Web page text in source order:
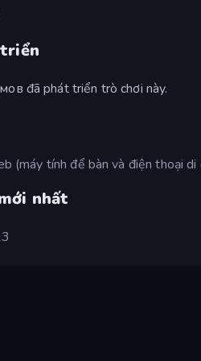
đã phát triển trò chơi này.
(máy tính để bàn và điện thoại di
nhất